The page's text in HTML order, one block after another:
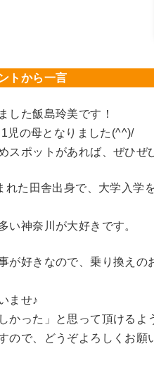
トから一言
した飯島玲美です！
児の母となりました(^^)/
スポットがあれば、ぜひぜ
れた田舎出身で、大学入学
い神奈川が大好きです。
が好きなので、乗り換え
ませ♪
かった」と思って頂ける
ので、どうぞよろしくお願